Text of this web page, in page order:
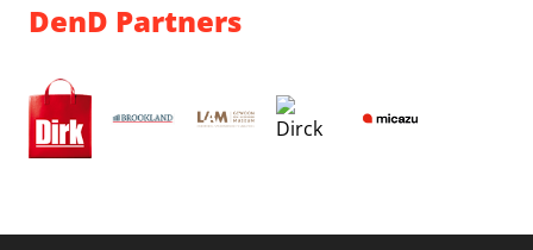
DenD Partners